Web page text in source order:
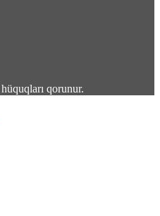
yerində Fələstinə
qorunur.